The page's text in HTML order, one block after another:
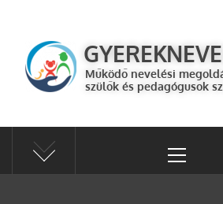
számára
Működő nevelési
szülők és pedagógusok